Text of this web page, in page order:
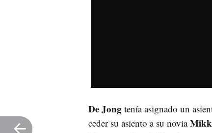
De Jong tenía asignado un
ceder su asiento a su novia